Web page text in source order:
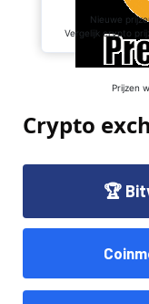
Crypto
🏆